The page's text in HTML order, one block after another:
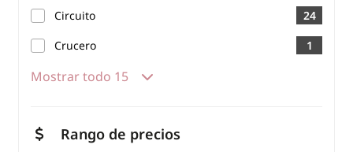
Circuito
24
Crucero
1
Mostrar todo 15
Rango de precios